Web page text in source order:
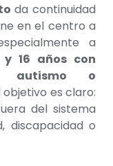
da continuidad
en el centro a
a
y 16 años con
autismo o
objetivo es claro:
del sistema
discapacidad o